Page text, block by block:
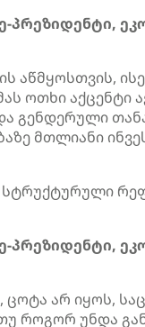
პრეზიდენტი,
აწმყოსთვის,
ოთხი
მთლიანი
სტრუქტურული
პრეზიდენტი,
ცოტა არ იყოს,
როგორ უნდა